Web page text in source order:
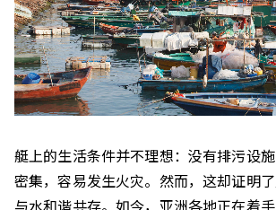
艇上的生活条件并不理想：没有排污设
密集，容易发生火灾。然而，这却证明